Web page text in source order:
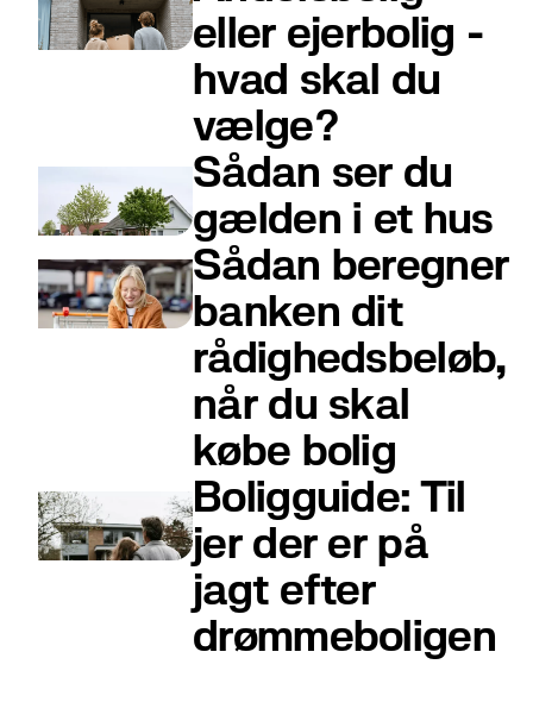
eller ejerbolig -
hvad skal du
vælge?
Sådan ser du
gælden i et hus
Sådan beregner
banken dit
rådighedsbeløb,
når du skal
købe bolig
Boligguide: Til
jer der er på
jagt efter
drømmeboligen